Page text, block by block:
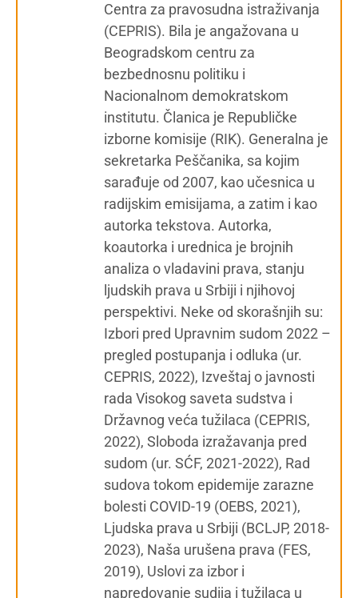
Centra za pravosudna istraživanja
(CEPRIS). Bila je angažovana u
Beogradskom centru za
bezbednosnu politiku i
Nacionalnom demokratskom
institutu. Članica je Republičke
izborne komisije (RIK). Generalna je
sekretarka Peščanika, sa kojim
sarađuje od 2007, kao učesnica u
radijskim emisijama, a zatim i kao
autorka tekstova. Autorka,
koautorka i urednica je brojnih
analiza o vladavini prava, stanju
ljudskih prava u Srbiji i njihovoj
perspektivi. Neke od skorašnjih su:
Izbori pred Upravnim sudom 2022 –
pregled postupanja i odluka (ur.
CEPRIS, 2022), Izveštaj o javnosti
rada Visokog saveta sudstva i
Državnog veća tužilaca (CEPRIS,
2022), Sloboda izražavanja pred
sudom (ur. SĆF, 2021-2022), Rad
sudova tokom epidemije zarazne
bolesti COVID-19 (OEBS, 2021),
Ljudska prava u Srbiji (BCLJP, 2018-
2023), Naša urušena prava (FES,
2019), Uslovi za izbor i
napredovanje sudija i tužilaca u